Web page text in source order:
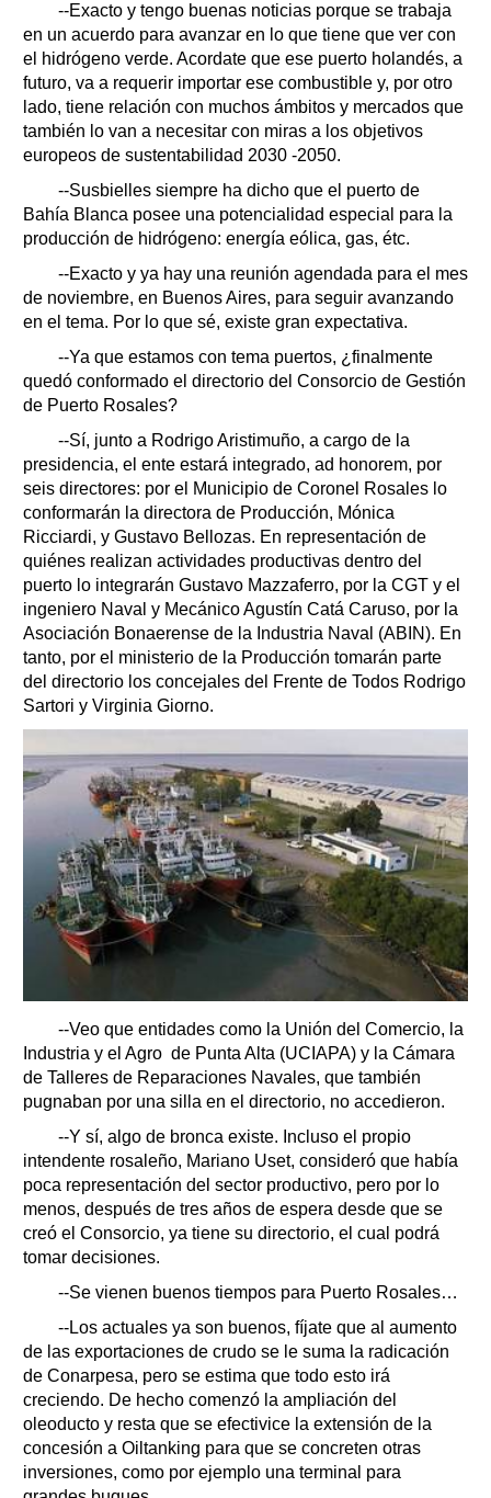
--Exacto y tengo buenas noticias porque se trabaja
en un acuerdo para avanzar en lo que tiene que ver con
el hidrógeno verde. Acordate que ese puerto holandés, a
futuro, va a requerir importar ese combustible y, por otro
lado, tiene relación con muchos ámbitos y mercados que
también lo van a necesitar con miras a los objetivos
europeos de sustentabilidad 2030 -2050.
--Susbielles siempre ha dicho que el puerto de
Bahía Blanca posee una potencialidad especial para la
producción de hidrógeno: energía eólica, gas, étc.
--Exacto y ya hay una reunión agendada para el mes
de noviembre, en Buenos Aires, para seguir avanzando
en el tema. Por lo que sé, existe gran expectativa.
--Ya que estamos con tema puertos, ¿finalmente
quedó conformado el directorio del Consorcio de Gestión
de Puerto Rosales?
--Sí, junto a Rodrigo Aristimuño, a cargo de la
presidencia, el ente estará integrado, ad honorem, por
seis directores: por el Municipio de Coronel Rosales lo
conformarán la directora de Producción, Mónica
Ricciardi, y Gustavo Bellozas. En representación de
quiénes realizan actividades productivas dentro del
puerto lo integrarán Gustavo Mazzaferro, por la CGT y el
ingeniero Naval y Mecánico Agustín Catá Caruso, por la
Asociación Bonaerense de la Industria Naval (ABIN). En
tanto, por el ministerio de la Producción tomarán parte
del directorio los concejales del Frente de Todos Rodrigo
Sartori y Virginia Giorno.
--Veo que entidades como la Unión del Comercio, la
Industria y el Agro de Punta Alta (UCIAPA) y la Cámara
de Talleres de Reparaciones Navales, que también
pugnaban por una silla en el directorio, no accedieron.
--Y sí, algo de bronca existe. Incluso el propio
intendente rosaleño, Mariano Uset, consideró que había
poca representación del sector productivo, pero por lo
menos, después de tres años de espera desde que se
creó el Consorcio, ya tiene su directorio, el cual podrá
tomar decisiones.
--Se vienen buenos tiempos para Puerto Rosales…
--Los actuales ya son buenos, fíjate que al aumento
de las exportaciones de crudo se le suma la radicación
de Conarpesa, pero se estima que todo esto irá
creciendo. De hecho comenzó la ampliación del
oleoducto y resta que se efectivice la extensión de la
concesión a Oiltanking para que se concreten otras
inversiones, como por ejemplo una terminal para